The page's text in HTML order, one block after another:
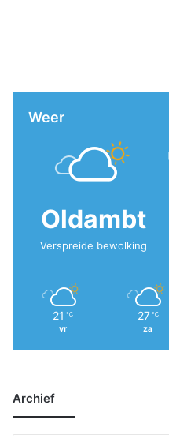
Weer
Oldambt
Verspreide bewolking
21 ℃
vr
27 ℃
za
Archief